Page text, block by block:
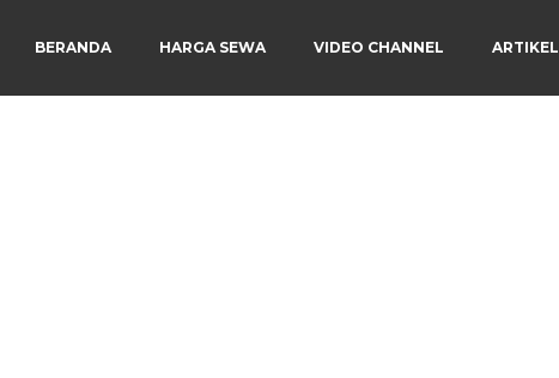
BERANDA HARGA SEWA VIDEO CHANNEL ARTIKEL